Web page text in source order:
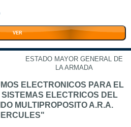
VER
ESTADO MAYOR GENERAL DE
LA ARMADA
ELECTRONICOS PARA EL
ELECTRICOS DEL
MULTIPROPOSITO A.R.A.